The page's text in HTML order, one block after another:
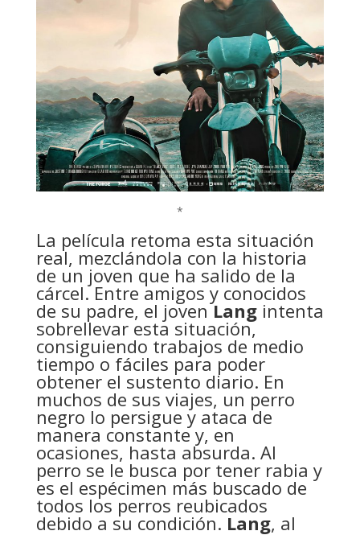
*
La película retoma esta situación
real, mezclándola con la historia
de un joven que ha salido de la
cárcel. Entre amigos y conocidos
de su padre, el jovenLangintenta
sobrellevar esta situación,
consiguiendo trabajos de medio
tiempo o fáciles para poder
obtener el sustento diario. En
muchos de sus viajes, un perro
negro lo persigue y ataca de
manera constante y, en
ocasiones, hasta absurda. Al
perro se le busca por tener rabia y
es el espécimen más buscado de
todos los perros reubicados
debido a su condición. Lang, al